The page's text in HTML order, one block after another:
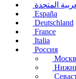
المتحدة
España
Deutschland
France
Italia
Россия